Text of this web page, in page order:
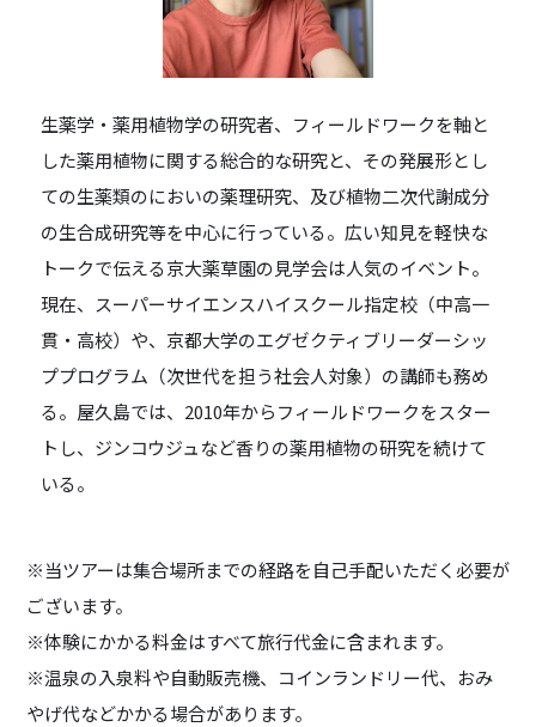
生薬学・薬用植物学の研究者、フィールドワークを軸と
した薬用植物に関する総合的な研究と、その発展形とし
ての生薬類のにおいの薬理研究、及び植物二次代謝成分
の生合成研究等を中心に行っている。広い知見を軽快な
トークで伝える京大薬草園の見学会は人気のイベント。
現在、スーパーサイエンスハイスクール指定校（中高一
貫・高校）や、京都大学のエグゼクティブリーダーシッ
ププログラム（次世代を担う社会人対象）の講師も務め
る。屋久島では、2010年からフィールドワークをスター
トし、ジンコウジュなど香りの薬用植物の研究を続けて
いる。
※当ツアーは集合場所までの経路を自己手配いただく必要が
ございます。
※体験にかかる料金はすべて旅行代金に含まれます。
※温泉の入泉料や自動販売機、コインランドリー代、おみ
やげ代などかかる場合があります。